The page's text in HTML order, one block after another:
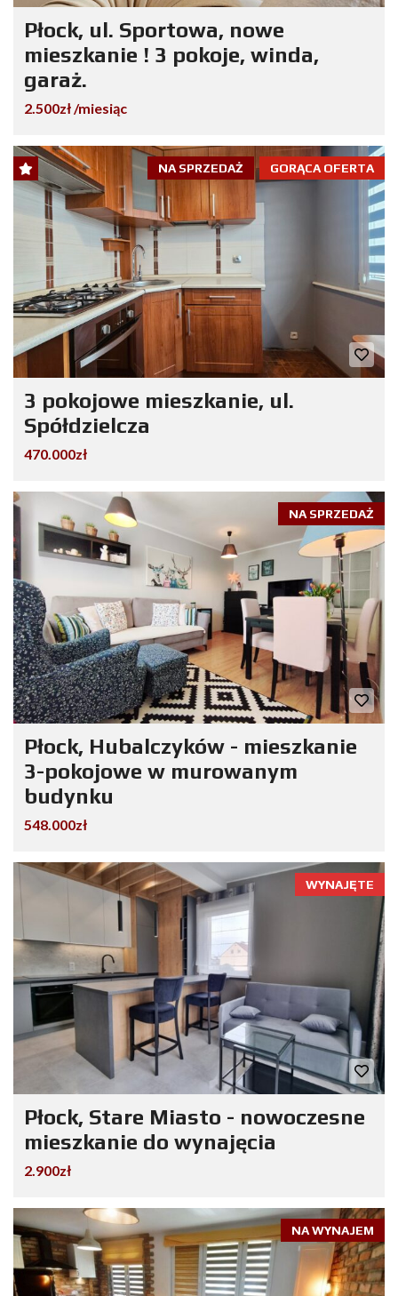
Płock, ul. Sportowa, nowe
mieszkanie ! 3 pokoje, winda,
garaż.
2.500zł /miesiąc
GORĄCA OFERTA
NA SPRZEDAŻ
3 pokojowe mieszkanie, ul.
Spółdzielcza
470.000zł
NA SPRZEDAŻ
Płock, Hubalczyków - mieszkanie
3-pokojowe w murowanym
budynku
548.000zł
WYNAJĘTE
Płock, Stare Miasto - nowoczesne
mieszkanie do wynajęcia
2.900zł
NA WYNAJEM